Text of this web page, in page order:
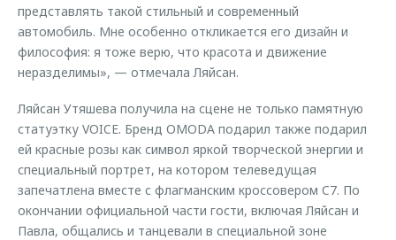
представлять такой стильный и современный
автомобиль. Мне особенно откликается его дизайн и
философия: я тоже верю, что красота и движение
неразделимы», — отмечала Ляйсан.
Ляйсан Утяшева получила на сцене не только памятную
статуэтку VOICE. Бренд OMODA подарил также подарил
ей красные розы как символ яркой творческой энергии и
специальный портрет, на котором телеведущая
запечатлена вместе с флагманским кроссовером C7. По
окончании официальной части гости, включая Ляйсан и
Павла, общались и танцевали в специальной зоне